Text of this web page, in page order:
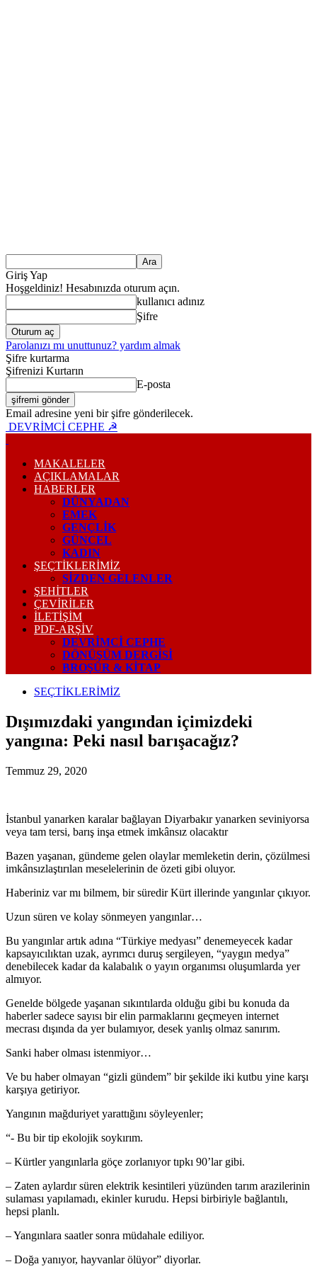
Giriş Yap
Hoşgeldiniz! Hesabınızda oturum açın.
kullanıcı adınız
Şifre
Parolanızı mı unuttunuz? yardım almak
Şifre kurtarma
Şifrenizi Kurtarın
E-posta
Email adresine yeni bir şifre gönderilecek.
DEVRİMCİ CEPHE ☭
MAKALELER
AÇIKLAMALAR
HABERLER
DÜNYADAN
EMEK
GENÇLİK
GÜNCEL
KADIN
ŞEÇTİKLERİMİZ
SİZDEN GELENLER
ŞEHİTLER
ÇEVİRİLER
İLETİŞİM
PDF-ARŞIV
DEVRIMCI CEPHE
DÖNÜŞÜM DERGISI
BROŞÜR & KİTAP
SEÇTİKLERİMİZ
Dışımızdaki yangından içimizdeki
yangına: Peki nasıl barışacağız?
Temmuz 29, 2020
İstanbul yanarken karalar bağlayan Diyarbakır yanarken seviniyorsa
veya tam tersi, barış inşa etmek imkânsız olacaktır
Bazen yaşanan, gündeme gelen olaylar memleketin derin, çözülmesi
imkânsızlaştırılan meselelerinin de özeti gibi oluyor.
Haberiniz var mı bilmem, bir süredir Kürt illerinde yangınlar çıkıyor.
Uzun süren ve kolay sönmeyen yangınlar…
Bu yangınlar artık adına “Türkiye medyası” denemeyecek kadar
kapsayıcılıktan uzak, ayrımcı duruş sergileyen, “yaygın medya”
denebilecek kadar da kalabalık o yayın organımsı oluşumlarda yer
almıyor.
Genelde bölgede yaşanan sıkıntılarda olduğu gibi bu konuda da
haberler sadece sayısı bir elin parmaklarını geçmeyen internet
mecrası dışında da yer bulamıyor, desek yanlış olmaz sanırım.
Sanki haber olması istenmiyor…
Ve bu haber olmayan “gizli gündem” bir şekilde iki kutbu yine karşı
karşıya getiriyor.
Yangının mağduriyet yarattığını söyleyenler;
“- Bu bir tip ekolojik soykırım.
– Kürtler yangınlarla göçe zorlanıyor tıpkı 90’lar gibi.
– Zaten aylardır süren elektrik kesintileri yüzünden tarım arazilerinin
sulaması yapılamadı, ekinler kurudu. Hepsi birbiriyle bağlantılı,
hepsi planlı.
– Yangınlara saatler sonra müdahale ediliyor.
– Doğa yanıyor, hayvanlar ölüyor” diyorlar.